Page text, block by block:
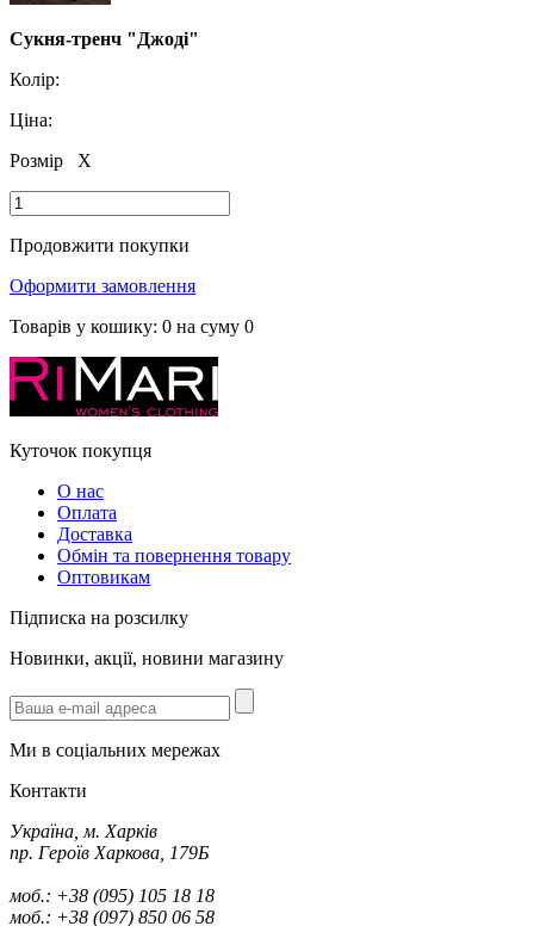
Сукня-тренч "Джоді"
Колір:
Ціна:
Розмір
X
Продовжити покупки
Оформити замовлення
Товарів у кошику: 0 на суму 0
Куточок покупця
О нас
Оплата
Доставка
Обмін та повернення товару
Оптовикам
Підписка на розсилку
Новинки, акції, новини магазину
Ми в соціальних мережах
Контакти
Україна, м. Харків
пр. Героїв Харкова, 179Б
моб.: +38 (095) 105 18 18
моб.: +38 (097) 850 06 58